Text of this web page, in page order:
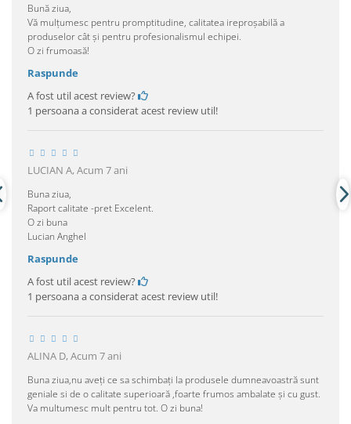
Bună ziua,
Vă mulțumesc pentru promptitudine, calitatea ireproșabilă a
produselor cât și pentru profesionalismul echipei.
O zi frumoasă!
Raspunde
A fost util acest review?
1 persoana a considerat acest review util!
LUCIAN A,Acum 7 ani
Buna ziua,
Raport calitate -pret Excelent.
O zi buna
Lucian Anghel
Raspunde
A fost util acest review?
1 persoana a considerat acest review util!
ALINA D,Acum 7 ani
Buna ziua,nu aveți ce sa schimbați la produsele dumneavoastră sunt
geniale si de o calitate superioară ,foarte frumos ambalate și cu gust.
Va multumesc mult pentru tot. O zi buna!